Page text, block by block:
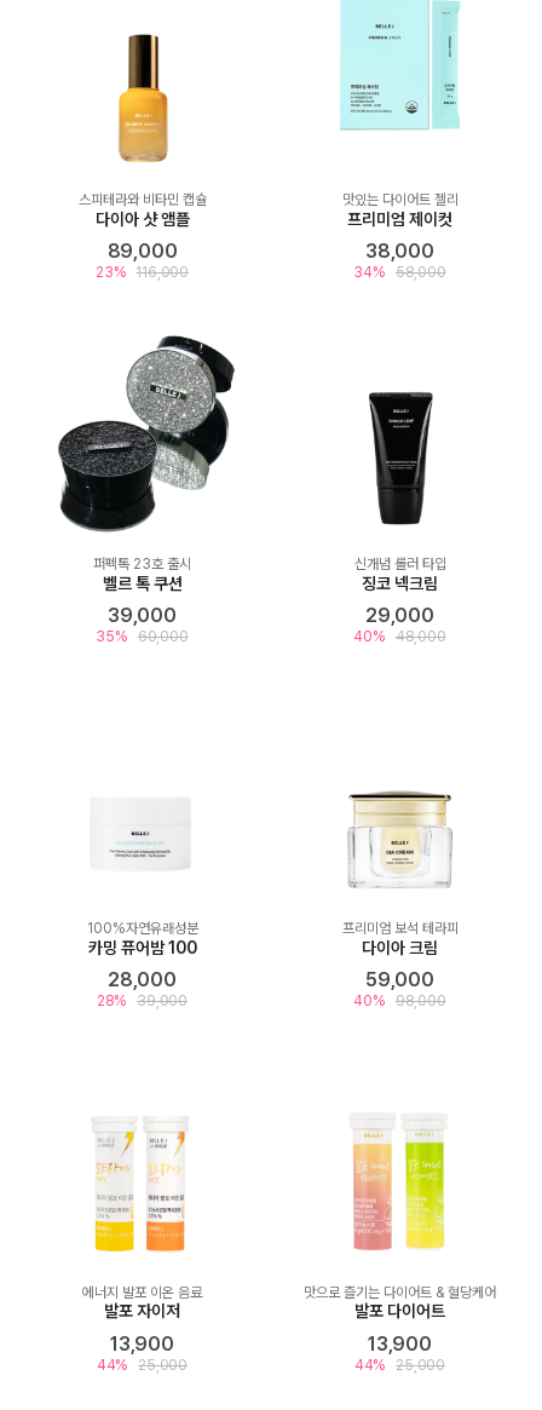
스피테라와 비타민 캡슐
다이아 샷 앰플
89,000
23% 116,000
맛있는 다이어트 젤리
프리미엄 제이컷
38,000
34% 58,000
퍼펙톡 23호 출시
벨르 톡 쿠션
39,000
35% 60,000
신개념 롤러 타입
징코 넥크림
29,000
40% 48,000
100%자연유래성분
카밍 퓨어밤 100
28,000
28% 39,000
프리미엄 보석 테라피
다이아 크림
59,000
40% 98,000
에너지 발포 이온 음료
발포 자이저
13,900
44% 25,000
맛으로 즐기는 다이어트 & 혈당케어
발포 다이어트
13,900
44% 25,000